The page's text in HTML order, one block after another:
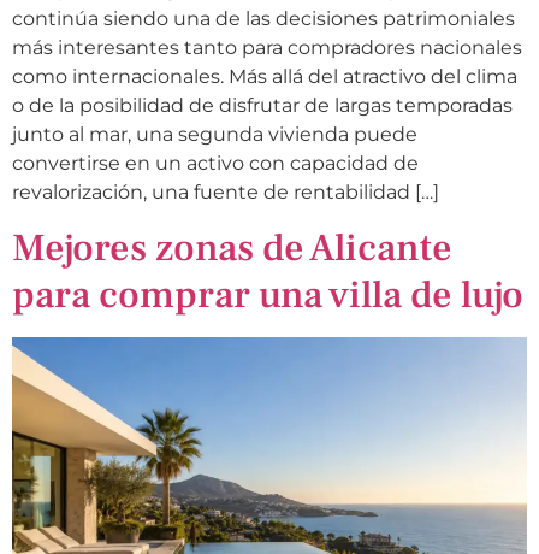
continúa siendo una de las decisiones patrimoniales
más interesantes tanto para compradores nacionales
como internacionales. Más allá del atractivo del clima
o de la posibilidad de disfrutar de largas temporadas
junto al mar, una segunda vivienda puede
convertirse en un activo con capacidad de
revalorización, una fuente de rentabilidad […]
Mejores zonas de Alicante
para comprar una villa de lujo